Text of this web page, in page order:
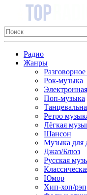
Радио
Жанры
Рок-музыка
Поп-музыка
Ретро
Лёгкая
Шансон
Музыка для
Джаз/Блюз
Русская
Юмор
Хип-хоп/рэп